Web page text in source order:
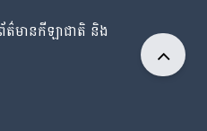
មានកីឡាជាតិ និង